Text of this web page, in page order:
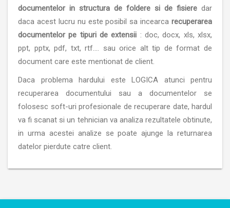
documentelor in structura de foldere si de fisiere dar
daca acest lucru nu este posibil sa incearca recuperarea
documentelor pe tipuri de extensii : doc, docx, xls, xlsx,
ppt, pptx, pdf, txt, rtf.... sau orice alt tip de format de
document care este mentionat de client.
Daca problema hardului este LOGICA atunci pentru
recuperarea documentului sau a documentelor se
folosesc soft-uri profesionale de recuperare date, hardul
va fi scanat si un tehnician va analiza rezultatele obtinute,
in urma acestei analize se poate ajunge la returnarea
datelor pierdute catre client.